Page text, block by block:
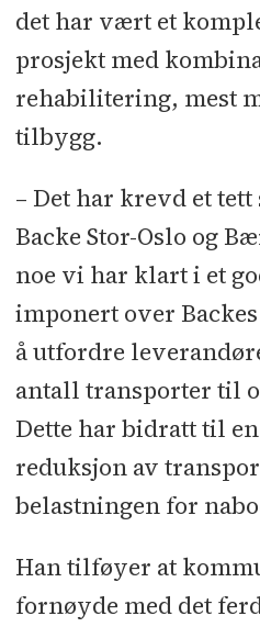
det har vært et
prosjekt med
rehabilitering, mest
tilbygg.
– Det har krevd et
Backe Stor-Oslo og
noe vi har klart i et
imponert over
å utfordre
antall transporter til
Dette har bidratt til
reduksjon av
belastningen for
Han tilføyer at
fornøyde med det